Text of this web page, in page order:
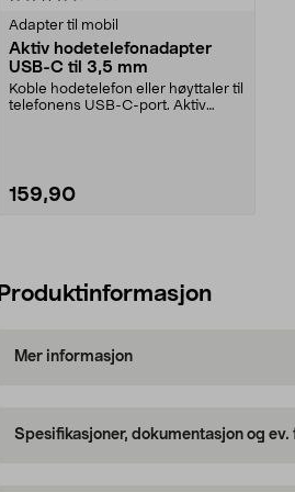
Adapter til mobil
Aktiv hodetelefonadapter
USB-C til 3,5 mm
Koble hodetelefon eller høyttaler til
telefonens USB-C-port. Aktiv
159,90
Produktinformasjon
Mer informasjon
Spesifikasjoner, dokumentasjon og